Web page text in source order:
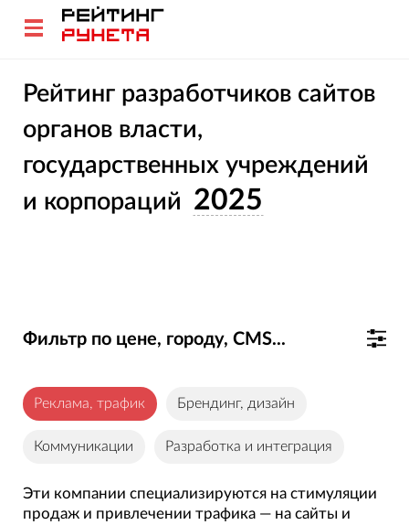
Рейтинг разработчиков сайтов
органов власти,
государственных учреждений
и корпораций 2025
Фильтр по цене, городу, CMS...
Реклама, трафик Брендинг, дизайн
Коммуникации Разработка и интеграция
Эти компании специализируются на стимуляции
продаж и привлечении трафика — на сайты и